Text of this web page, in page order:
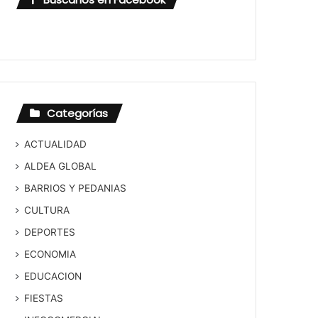
Categorías
ACTUALIDAD
ALDEA GLOBAL
BARRIOS Y PEDANIAS
CULTURA
DEPORTES
ECONOMIA
EDUCACION
FIESTAS